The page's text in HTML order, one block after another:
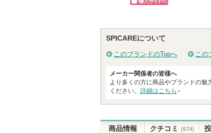
SPICAREについて
このブランドのTopへ この
メーカー関係者の皆様へ
より多くの方に商品やブランドの
ください。 詳細はこちら
商品情報 クチコミ (674)